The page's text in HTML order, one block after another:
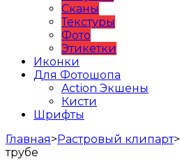
Сканы
Текстуры
Фото
Этикетки
Иконки
Для Фотошопа
Action Экшены
Кисти
Шрифты
Главная>Растровый клипарт>
трубе